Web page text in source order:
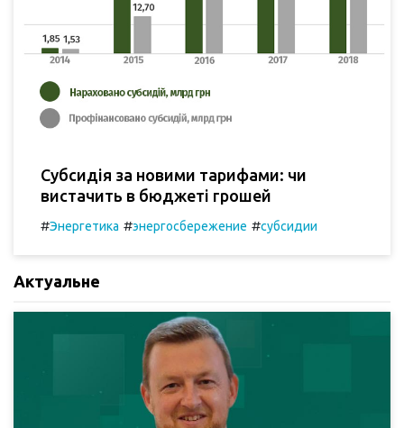
Субсидія за новими тарифами: чи
вистачить в бюджеті грошей
#Энергетика #энергосбережение #субсидии
Актуальне